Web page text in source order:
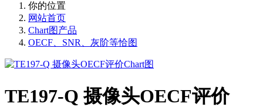
你的位置
网站首页
Chart图产品
OECF、SNR、灰阶等恰图
TE197-Q 摄像头OECF评价